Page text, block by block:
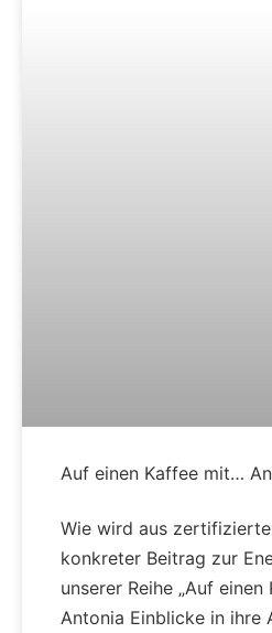
Auf einen Kaffee mit…
Wie wird aus
konkreter Beitrag zur
unserer Reihe „Auf
Antonia Einblicke in ihre